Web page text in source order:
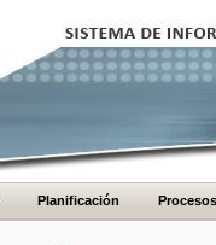
Planificación Procesos